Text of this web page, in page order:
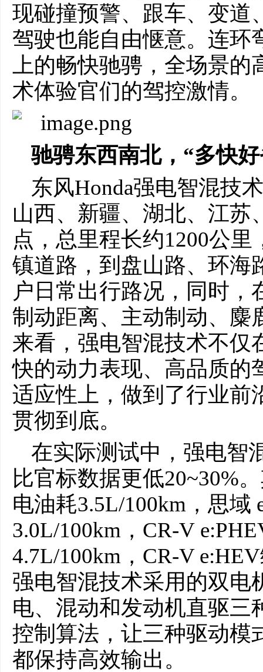
现碰撞预警、跟车、变道
驾驶也能自由惬意。连环
上的畅快驰骋，全场景
术体验官们的驾控激情。
驰骋东西南北，“多快
东风Honda强电智混技
山西、新疆、湖北、江苏
点，总里程长约1200公
镇道路，到盘山路、环海
户日常出行路况，同时
制动距离、主动制动、麋
来看，强电智混技术不仅
快的动力表现、高品质的
适应性上，做到了行业前
贯彻到底。
在实际测试中，强电智
比官标数据更低20~30%
电油耗3.5L/100km，思域
3.0L/100km，CR-V
4.7L/100km，CR-V
强电智混技术采用的双电
电、混动和发动机直驱三
控制算法，让三种驱动模
都保持高效输出。